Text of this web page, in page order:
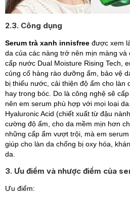
2.3. Công dụng
Serum trà xanh innisfree được xem
da của các nàng trở nên mịn màng và
cấp nước Dual Moisture Rising Tech,
củng cố hàng rào dưỡng ẩm, bảo vệ
bị thiếu nước, cải thiện độ ẩm cho làn
hay trong bóc. Do là công nghệ sẽ
nên em serum phù hợp với mọi loại
Hyaluronic Acid (chiết xuất từ đậu
cường độ ẩm, cho da mềm mịn hơn
những cấp ẩm vượt trội, mà em
giúp cho làn da chống bị oxy hóa,
da.
3. Ưu điểm và nhược điểm của
Ưu điểm: